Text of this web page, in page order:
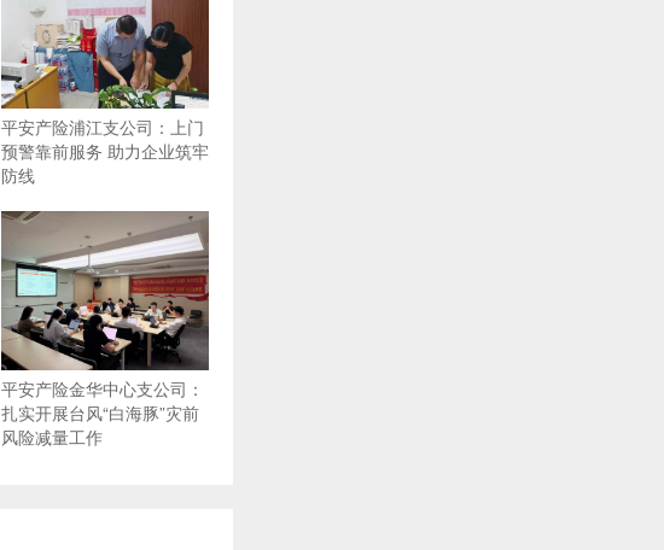
平安产险浦江支公司：上门
预警靠前服务 助力企业筑牢
防线
平安产险金华中心支公司：
扎实开展台风“白海豚”灾前
风险减量工作